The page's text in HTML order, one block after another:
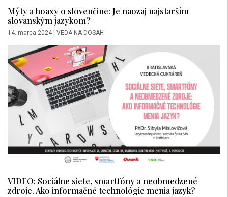
Mýty a hoaxy o slovenčine: Je naozaj najstarším
slovanským jazykom?
14. marca 2024 VEDA NA DOSAH
VIDEO: Sociálne siete, smartfóny a neobmedzené
zdroje. Ako informačné technológie menia jazyk?